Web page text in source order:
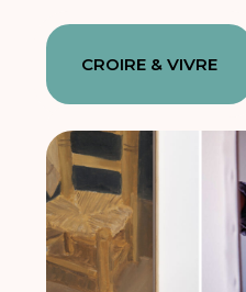
CROIRE & VIVRE